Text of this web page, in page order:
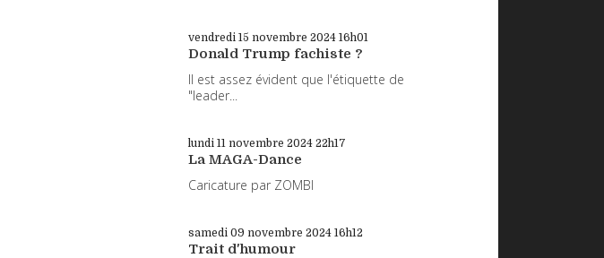
vendredi 15 novembre 2024 16h01
Donald Trump fachiste ?
Il est assez évident que l'étiquette de
"leader...
lundi 11 novembre 2024 22h17
La MAGA-Dance
Caricature par ZOMBI
samedi 09 novembre 2024 16h12
Trait d'humour